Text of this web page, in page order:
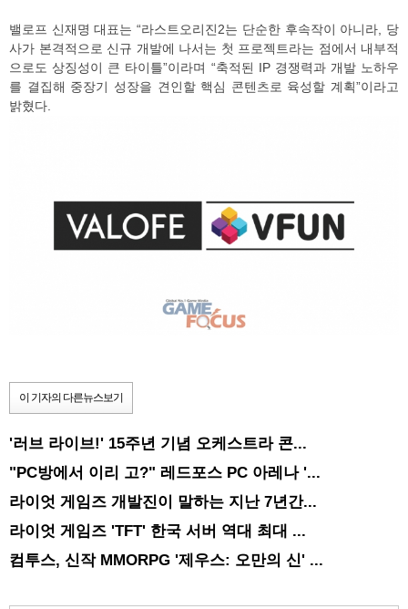
밸로프 신재명 대표는 “라스트오리진2는 단순한 후속작이 아니라, 당
사가 본격적으로 신규 개발에 나서는 첫 프로젝트라는 점에서 내부적
으로도 상징성이 큰 타이틀”이라며 “축적된 IP 경쟁력과 개발 노하우
를 결집해 중장기 성장을 견인할 핵심 콘텐츠로 육성할 계획”이라고
밝혔다.
이 기자의 다른뉴스보기
'러브 라이브!' 15주년 기념 오케스트라 콘...
"PC방에서 이리 고?" 레드포스 PC 아레나 '...
라이엇 게임즈 개발진이 말하는 지난 7년간...
라이엇 게임즈 'TFT' 한국 서버 역대 최대 ...
컴투스, 신작 MMORPG '제우스: 오만의 신' ...